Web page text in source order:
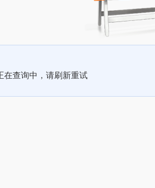
在查询中，请刷新重试